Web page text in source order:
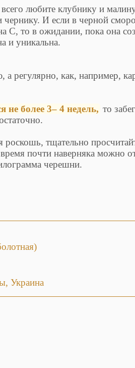
любите клубнику и
И если в черной
С, то в ожидании, пока она
и уникальна.
а регулярно, как, например,
не более 3– 4 недель, то
тщательно
почти наверняка можно
черешни.
Украина